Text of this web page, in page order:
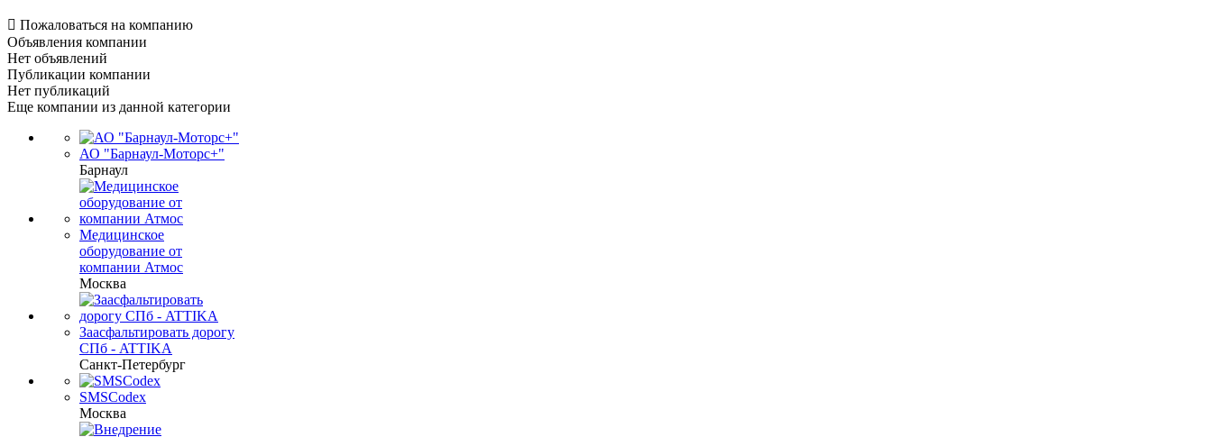
 Пожаловаться на компанию
Объявления компании
Нет объявлений
Публикации компании
Нет публикаций
Еще компании из данной категории
АО "Барнаул-Моторс+"
Барнаул
Медицинское
оборудование от
компании Атмос
Москва
Заасфальтировать дорогу
СПб - ATTIKA
Санкт-Петербург
SMSCodex
Москва